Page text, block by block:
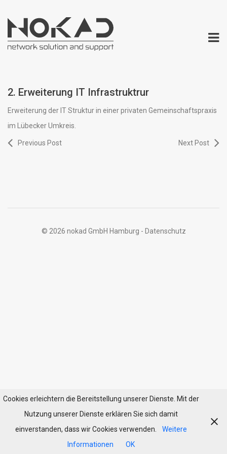
2. Erweiterung IT Infrastruktrur
Erweiterung der IT Struktur in einer privaten Gemeinschaftspraxis
im Lübecker Umkreis.
Previous Post Next Post
© 2026 nokad GmbH Hamburg - Datenschutz
Cookies erleichtern die Bereitstellung unserer Dienste. Mit der
Nutzung unserer Dienste erklären Sie sich damit
einverstanden, dass wir Cookies verwenden.
Weitere
Informationen
OK